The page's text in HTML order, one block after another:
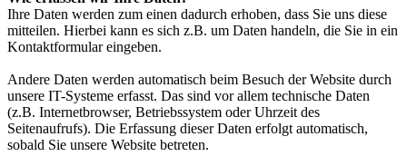
Ihre Daten werden zum einen dadurch erhoben, dass Sie uns diese
mitteilen. Hierbei kann es sich z.B. um Daten handeln, die Sie in ein
Kontaktformular eingeben.
Andere Daten werden automatisch beim Besuch der Website durch
unsere IT-Systeme erfasst. Das sind vor allem technische Daten
(z.B. Internetbrowser, Betriebssystem oder Uhrzeit des
Seitenaufrufs). Die Erfassung dieser Daten erfolgt automatisch,
sobald Sie unsere Website betreten.